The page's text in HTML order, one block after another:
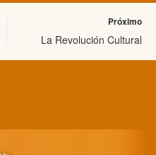
Próximo
La Revolución Cultural